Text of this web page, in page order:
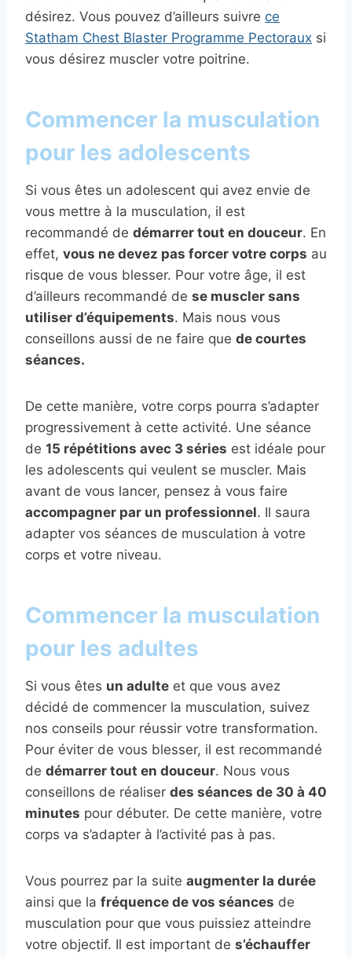
désirez. Vous pouvez d’ailleurs suivre ce
Statham Chest Blaster Programme Pectoraux si
vous désirez muscler votre poitrine.
Commencer la musculation
pour les adolescents
Si vous êtes un adolescent qui avez envie de
vous mettre à la musculation, il est
recommandé de démarrer tout en douceur. En
effet, vous ne devez pas forcer votre corps au
risque de vous blesser. Pour votre âge, il est
d’ailleurs recommandé de se muscler sans
utiliser d’équipements. Mais nous vous
conseillons aussi de ne faire que de courtes
séances.
De cette manière, votre corps pourra s’adapter
progressivement à cette activité. Une séance
de 15 répétitions avec 3 séries est idéale pour
les adolescents qui veulent se muscler. Mais
avant de vous lancer, pensez à vous faire
accompagner par un professionnel. Il saura
adapter vos séances de musculation à votre
corps et votre niveau.
Commencer la musculation
pour les adultes
Si vous êtes un adulte et que vous avez
décidé de commencer la musculation, suivez
nos conseils pour réussir votre transformation.
Pour éviter de vous blesser, il est recommandé
de démarrer tout en douceur. Nous vous
conseillons de réaliser des séances de 30 à 40
minutes pour débuter. De cette manière, votre
corps va s’adapter à l’activité pas à pas.
Vous pourrez par la suite augmenter la durée
ainsi que la fréquence de vos séances de
musculation pour que vous puissiez atteindre
votre objectif. Il est important de s’échauffer